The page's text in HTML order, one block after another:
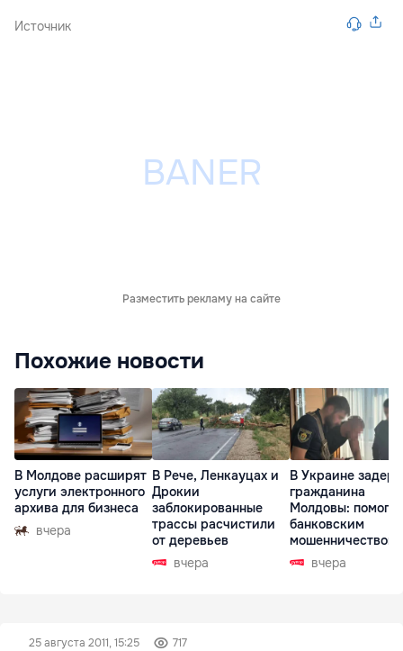
Источник
Разместить рекламу на сайте
Похожие новости
В Молдове расширят
услуги электронного
архива для бизнеса
вчера
В Рече, Ленкауцах и
Дрокии
заблокированные
трассы расчистили
от деревьев
вчера
В Украине
гражданина
Молдовы:
банковским
мошенничеством
Чехиивчера
25 августа 2011, 15:25 717